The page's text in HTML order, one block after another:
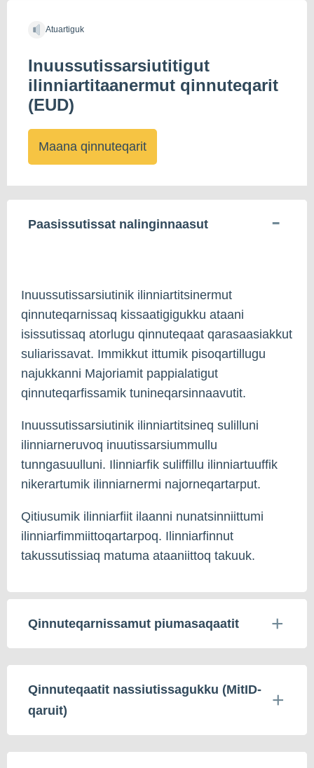
Atuartiguk
Inuussutissarsiutitigut
ilinniartitaanermut qinnuteqarit
(EUD)
Maana qinnuteqarit
Paasissutissat nalinginnaasut
Inuussutissarsiutinik ilinniartitsinermut
qinnuteqarnissaq kissaatigigukku ataani
isissutissaq atorlugu qinnuteqaat qarasaasiakkut
suliarissavat. Immikkut ittumik pisoqartillugu
najukkanni Majoriamit pappialatigut
qinnuteqarfissamik tunineqarsinnaavutit.
Inuussutissarsiutinik ilinniartitsineq sulilluni
ilinniarneruvoq inuutissarsiummullu
tunngasuulluni. Ilinniarfik suliffillu ilinniartuuffik
nikerartumik ilinniarnermi najorneqartarput.
Qitiusumik ilinniarfiit ilaanni nunatsinniittumi
ilinniarfimmiittoqartarpoq. Ilinniarfinnut
takussutissiaq matuma ataaniittoq takuuk.
Qinnuteqarnissamut piumasaqaatit
Qinnuteqaatit nassiutissagukku (MitID-
qaruit)